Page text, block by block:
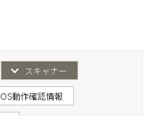
スキャナー
OS動作確認情報